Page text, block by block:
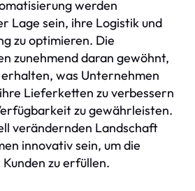
werden
Lage sein, ihre Logistik und
zu optimieren. Die
zunehmend daran gewöhnt,
was Unternehmen
Lieferketten zu verbessern
zu gewährleisten.
verändernden Landschaft
innovativ sein, um die
zu erfüllen.